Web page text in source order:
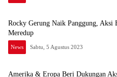
Rocky Gerung Naik Panggung, Aksi
Meredup
News Sabtu, 5 Agustus 2023
Amerika & Eropa Beri Dukungan